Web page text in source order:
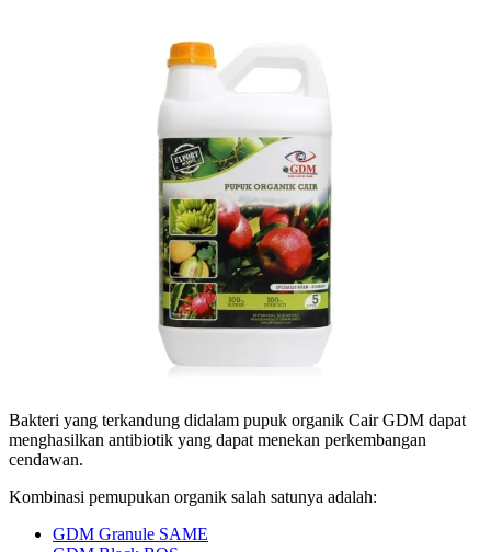
Bakteri yang terkandung didalam pupuk organik Cair GDM dapat
menghasilkan antibiotik yang dapat menekan perkembangan
cendawan.
Kombinasi pemupukan organik salah satunya adalah:
GDM Granule SAME